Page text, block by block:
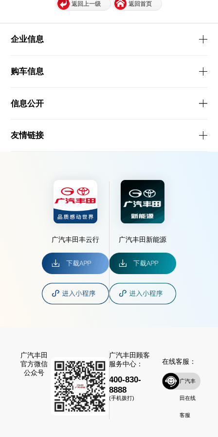
返回上一级 返回首页
企业信息
购车信息
信息公开
友情链接
广汽丰田丰云行 广汽丰田新能源
广汽丰田
官方微信
公众号
广汽丰田顾客
服务中心：
400-830-
8888
(手机拨打)
在线客服：
广汽丰
田在线
客服